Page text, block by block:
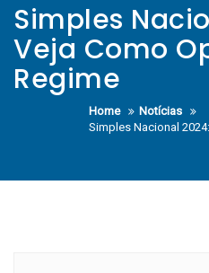
Simples
Veja Como
Regime
Home
Notícias
Simples Nacional